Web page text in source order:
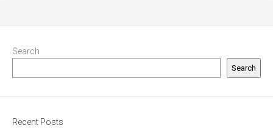
Search
Search
Recent Posts